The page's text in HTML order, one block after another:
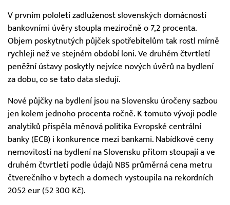
V prvním pololetí zadluženost slovenských domácností
bankovními úvěry stoupla meziročně o 7,2 procenta.
Objem poskytnutých půjček spotřebitelům tak rostl mírně
rychleji než ve stejném období loni. Ve druhém čtvrtletí
peněžní ústavy poskytly nejvíce nových úvěrů na bydlení
za dobu, co se tato data sledují.
Nové půjčky na bydlení jsou na Slovensku úročeny sazbou
jen kolem jednoho procenta ročně. K tomuto vývoji podle
analytiků přispěla měnová politika Evropské centrální
banky (ECB) i konkurence mezi bankami. Nabídkové ceny
nemovitostí na bydlení na Slovensku přitom stoupají a ve
druhém čtvrtletí podle údajů NBS průměrná cena metru
čtverečního v bytech a domech vystoupila na rekordních
2052 eur (52 300 Kč).